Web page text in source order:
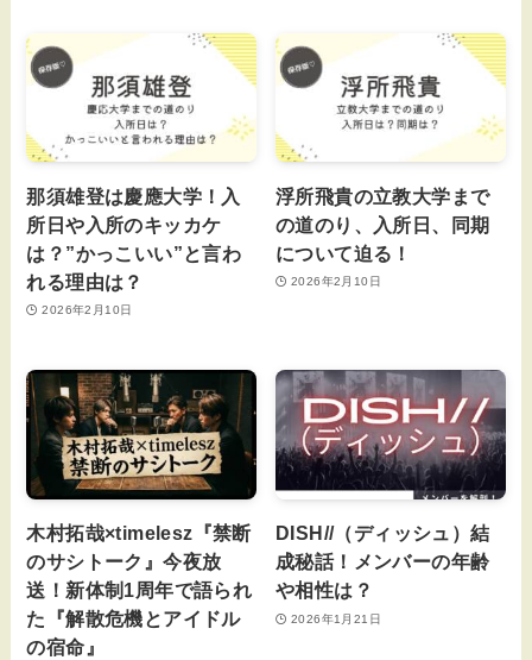
那須雄登は慶應大学！入
所日や入所のキッカケ
は？”かっこいい”と言わ
れる理由は？
2026年2月10日
浮所飛貴の立教大学まで
の道のり、入所日、同期
について迫る！
2026年2月10日
木村拓哉×timelesz『禁断
のサシトーク』今夜放
送！新体制1周年で語られ
た『解散危機とアイドル
の宿命』
DISH//（ディッシュ）結
成秘話！メンバーの年齢
や相性は？
2026年1月21日